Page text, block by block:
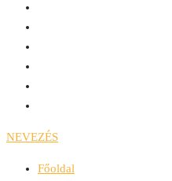
NEVEZÉS
Főoldal